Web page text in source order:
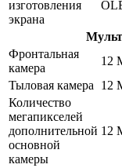
изготовления
экрана
Фронтальная
камера
12
Тыловая камера
12
Количество
мегапикселей
дополнительной
основной
камеры
12